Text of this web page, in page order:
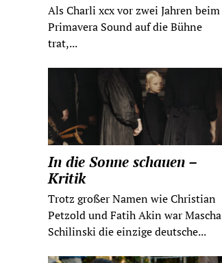
Als Charli xcx vor zwei Jahren beim
Primavera Sound auf die Bühne
trat,...
In die Sonne schauen –
Kritik
Trotz großer Namen wie Christian
Petzold und Fatih Akin war Mascha
Schilinski die einzige deutsche...